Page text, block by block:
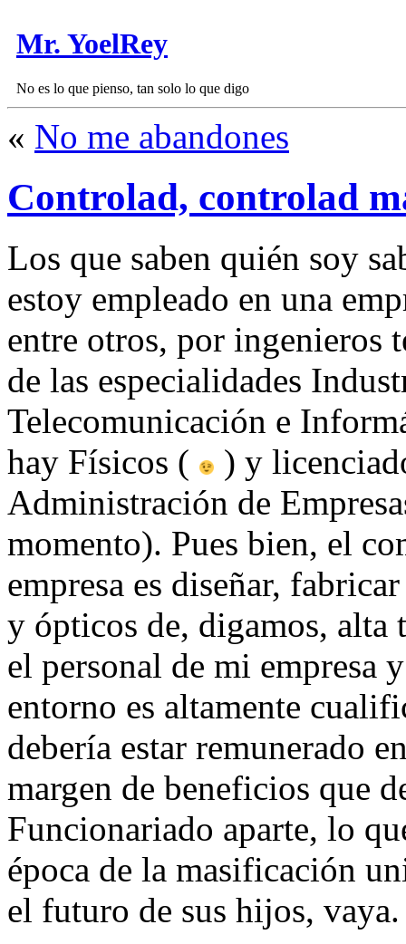
Mr. YoelRey
No es lo que pienso, tan solo lo que digo
« No me abandones
Controlad, controlad
Los que saben quién soy
estoy empleado en una
entre otros, por ingenieros
de las especialidades
Telecomunicación e
hay Físicos (
) y
Administración de
momento). Pues bien, el
empresa es diseñar,
y ópticos de, digamos, alta
el personal de mi empresa
entorno es altamente
debería estar remunerado
margen de beneficios que
Funcionariado aparte, lo
época de la masificación
el futuro de sus hijos, vaya.